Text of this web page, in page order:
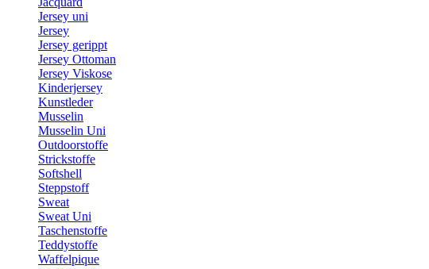
Jersey uni
Jersey
Jersey gerippt
Jersey Ottoman
Jersey Viskose
Kinderjersey
Kunstleder
Musselin
Musselin Uni
Outdoorstoffe
Strickstoffe
Softshell
Steppstoff
Sweat
Sweat Uni
Taschenstoffe
Teddystoffe
Waffelpique